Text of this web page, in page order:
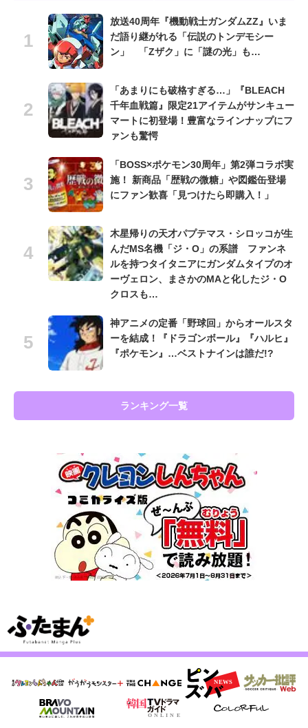
放送40周年『機動戦士ガンダムZZ』いま
だ語り継がれる「伝説のトンデモシー
ン」 「Zザク」に「謎の光」も…
「あまりにも破格すぎる…」『BLEACH
千年血戦篇』限定21アイテムがサンキュー
マートに初登場！豊富なラインナップにフ
ァンも驚愕
「BOSS×ポケモン30周年」第2弾コラボ実
施！ 新商品「歴戦の微糖」や図鑑缶登場
にファン歓喜「見つけたら即購入！」
木星帰りの天才パプテマス・シロッコが生
んだMS名機「ジ・O」の系譜 ファンネ
ルを持つタイタニアにガンダムタイプのオ
ーヴェロン、まさかのMAと化したジ・O
クロスも…
神アニメの定番「野球回」からオールスタ
ーを結成！『ドラゴンボール』『ハルヒ』
『ポケモン』…ベストナインは誰だ!?
ランキング一覧